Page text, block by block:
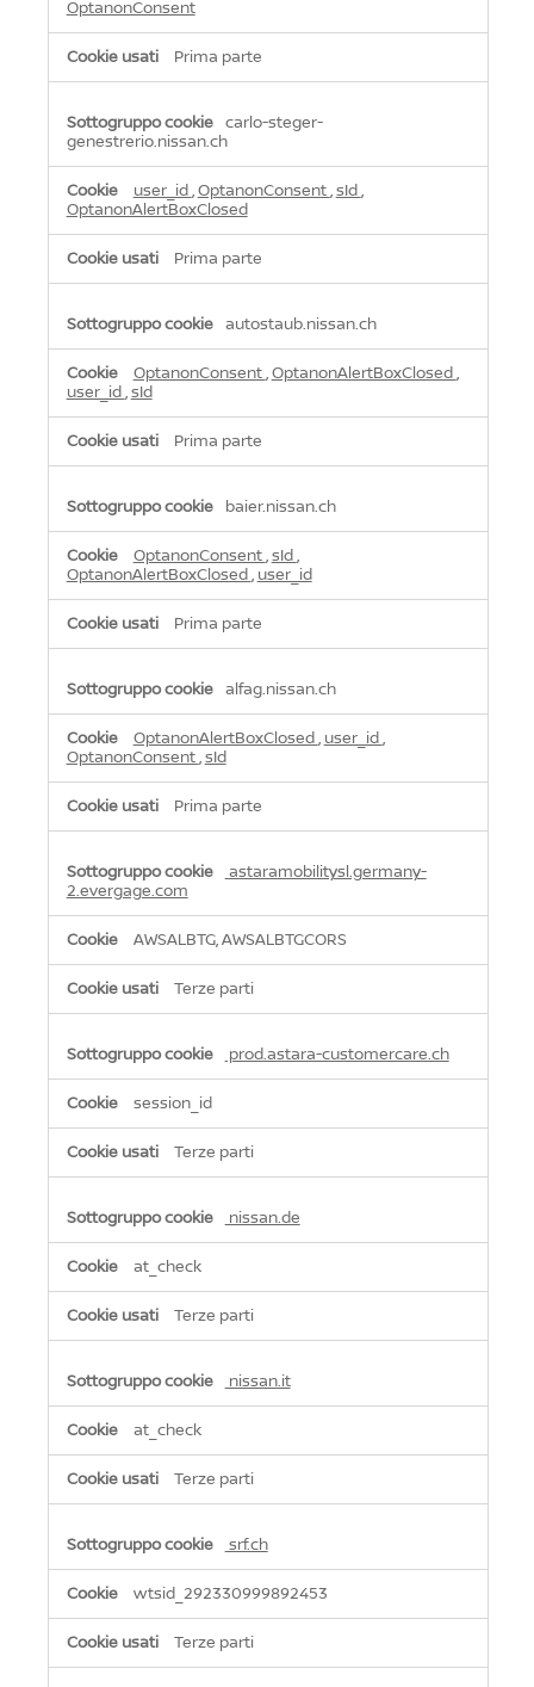
OptanonConsent
Prima parte
carlo-steger-
genestrerio.nissan.ch
user_id ,OptanonConsent,sId ,
OptanonAlertBoxClosed
Prima parte
autostaub.nissan.ch
OptanonConsent,OptanonAlertBoxClosed ,
user_id ,sId
Prima parte
baier.nissan.ch
OptanonConsent,sId ,
OptanonAlertBoxClosed , user_id
Prima parte
alfag.nissan.ch
OptanonAlertBoxClosed , user_id ,
OptanonConsent,sId
Prima parte
astaramobilitysl.germany-
2.evergage.com
AWSALBTG, AWSALBTGCORS
Terze parti
prod.astara-customercare.ch
session_id
Terze parti
nissan.de
at_check
Terze parti
nissan.it
at_check
Terze parti
srf.ch
wtsid_292330999892453
Terze parti